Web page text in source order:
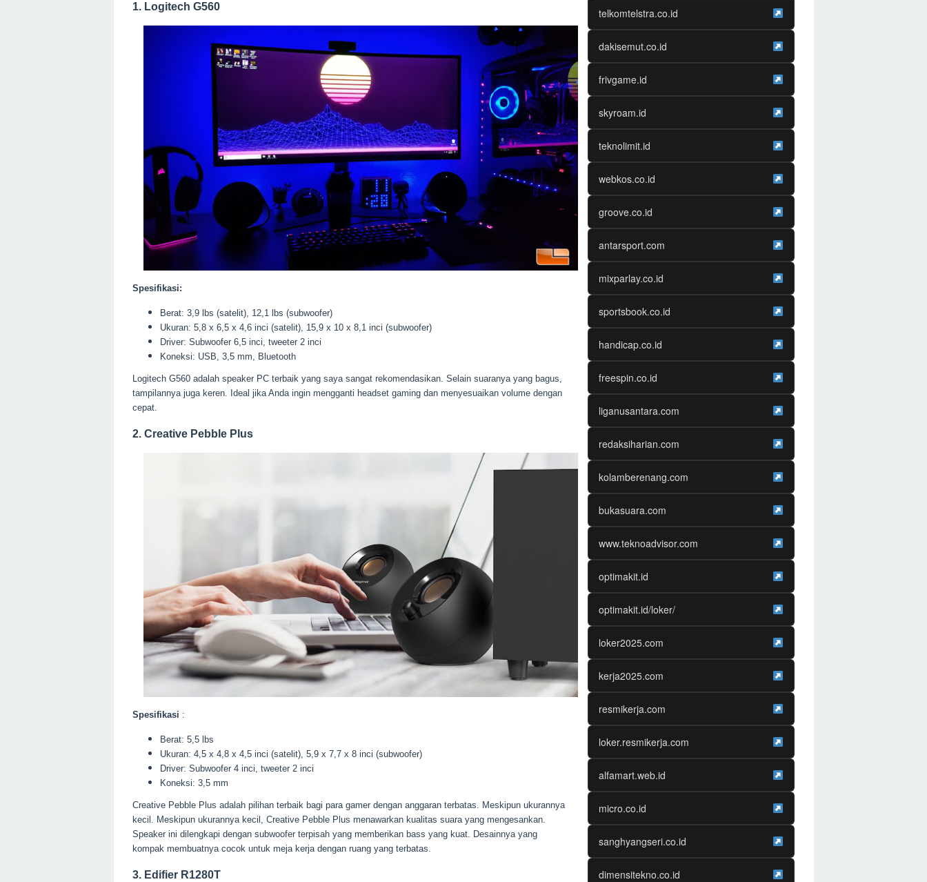
1. Logitech G560
Spesifikasi:
Berat: 3,9 lbs (satelit), 12,1 lbs (subwoofer)
Ukuran: 5,8 x 6,5 x 4,6 inci (satelit), 15,9 x 10 x 8,1 inci (subwoofer)
Driver: Subwoofer 6,5 inci, tweeter 2 inci
Koneksi: USB, 3,5 mm, Bluetooth
Logitech G560 adalah speaker PC terbaik yang saya sangat rekomendasikan. Selain suaranya yang bagus,
tampilannya juga keren. Ideal jika Anda ingin mengganti headset gaming dan menyesuaikan volume dengan
cepat.
2. Creative Pebble Plus
Spesifikasi :
Berat: 5,5 lbs
Ukuran: 4,5 x 4,8 x 4,5 inci (satelit), 5,9 x 7,7 x 8 inci (subwoofer)
Driver: Subwoofer 4 inci, tweeter 2 inci
Koneksi: 3,5 mm
Creative Pebble Plus adalah pilihan terbaik bagi para gamer dengan anggaran terbatas. Meskipun ukurannya
kecil. Meskipun ukurannya kecil, Creative Pebble Plus menawarkan kualitas suara yang mengesankan.
Speaker ini dilengkapi dengan subwoofer terpisah yang memberikan bass yang kuat. Desainnya yang
kompak membuatnya cocok untuk meja kerja dengan ruang yang terbatas.
3. Edifier R1280T
telkomtelstra.co.id
dakisemut.co.id
frivgame.id
skyroam.id
teknolimit.id
webkos.co.id
groove.co.id
antarsport.com
mixparlay.co.id
sportsbook.co.id
handicap.co.id
freespin.co.id
liganusantara.com
redaksiharian.com
kolamberenang.com
bukasuara.com
www.teknoadvisor.com
optimakit.id
optimakit.id/loker/
loker2025.com
kerja2025.com
resmikerja.com
loker.resmikerja.com
alfamart.web.id
micro.co.id
sanghyangseri.co.id
dimensitekno.co.id